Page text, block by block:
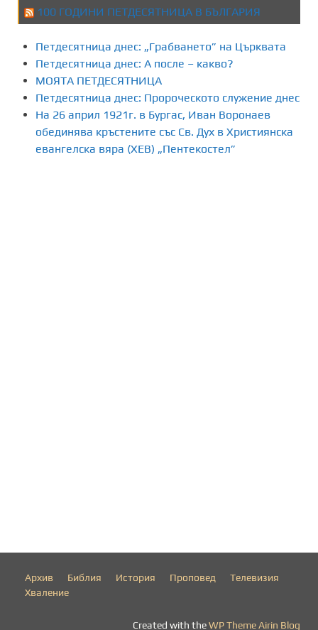
100 ГОДИНИ ПЕТДЕСЯТНИЦА В БЪЛГАРИЯ
Петдесятница днес: „Грабването” на Църквата
Петдесятница днес: А после – какво?
МОЯТА ПЕТДЕСЯТНИЦА
Петдесятница днес: Пророческото служение днес
На 26 април 1921г. в Бургас, Иван Воронаев
обединява кръстените със Св. Дух в Християнска
евангелска вяра (ХЕВ) „Пентекостел”
Архив Библия История Проповед
Телевизия
Хваление
Created with theWP Theme Airin Blog